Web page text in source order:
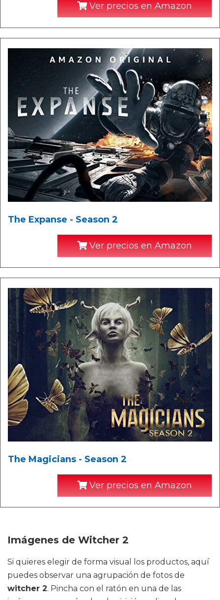
Ver precios en Amazon
The Expanse - Season 2
Ver precios en Amazon
The Magicians - Season 2
Ver precios en Amazon
Imágenes de Witcher 2
Si quieres elegir de forma visual los productos, aquí
puedes observar una agrupación de fotos de
witcher 2. Pincha con el ratón en una de las